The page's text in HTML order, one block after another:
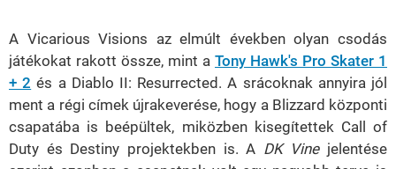
A Vicarious Visions az elmúlt években olyan csodás
játékokat rakott össze, mint a Tony Hawk's Pro Skater 1
+ 2 és a Diablo II: Resurrected. A srácoknak annyira jól
ment a régi címek újrakeverése, hogy a Blizzard központi
csapatába is beépültek, miközben kisegítettek Call of
Duty és Destiny projektekben is. A DK Vinejelentése